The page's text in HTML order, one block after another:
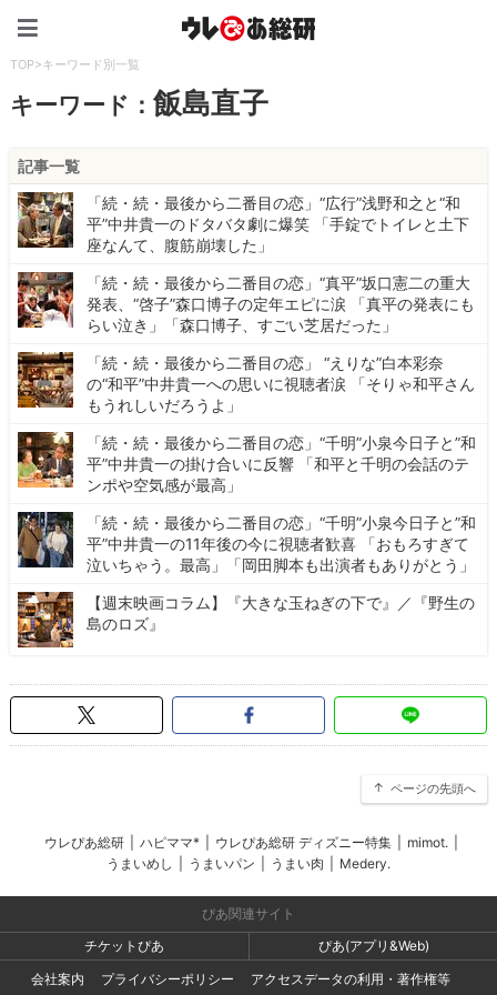
TOP>キーワード別一覧
キーワード：飯島直子
記事一覧
「続・続・最後から二番目の恋」“広行”浅野和之と“和
平”中井貴一のドタバタ劇に爆笑 「手錠でトイレと土下
座なんて、腹筋崩壊した」
「続・続・最後から二番目の恋」“真平”坂口憲二の重大
発表、“啓子”森口博子の定年エピに涙 「真平の発表にも
らい泣き」「森口博子、すごい芝居だった」
「続・続・最後から二番目の恋」 “えりな”白本彩奈
の“和平”中井貴一への思いに視聴者涙 「そりゃ和平さん
もうれしいだろうよ」
「続・続・最後から二番目の恋」“千明”小泉今日子と”和
平”中井貴一の掛け合いに反響 「和平と千明の会話のテ
ンポや空気感が最高」
「続・続・最後から二番目の恋」“千明”小泉今日子と”和
平”中井貴一の11年後の今に視聴者歓喜 「おもろすぎて
泣いちゃう。最高」「岡田脚本も出演者もありがとう」
【週末映画コラム】『大きな玉ねぎの下で』／『野生の
島のロズ』
ページの先頭へ
ウレぴあ総研 ハピママ* ウレぴあ総研 ディズニー特集 mimot.
うまいめし
うまいパン うまい肉 Medery.
ぴあ関連サイト
チケットぴあ
ぴあ(アプリ&Web)
会社案内
プライバシーポリシー アクセスデータの利用・著作権等